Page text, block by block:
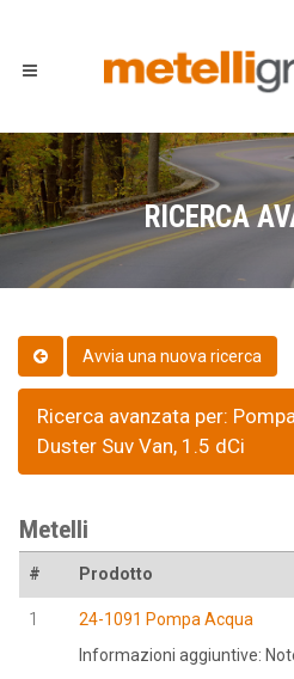
RICERCA
Ricerca avanzata per:
Duster Suv Van, 1.5 dCi
Metelli
# Prodotto
1
24-1091 Pompa Acqua
Informazioni aggiuntive: